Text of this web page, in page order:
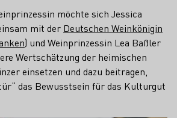
möchte sich Jessica
mit der Deutschen Weinkönigin
) und Weinprinzessin Lea Baßler
Wertschätzung der heimischen
einsetzen und dazu beitragen,
das Bewusstsein für das Kulturgut